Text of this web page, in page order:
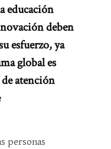
educación
deben
esfuerzo, ya
global es
atención
personas